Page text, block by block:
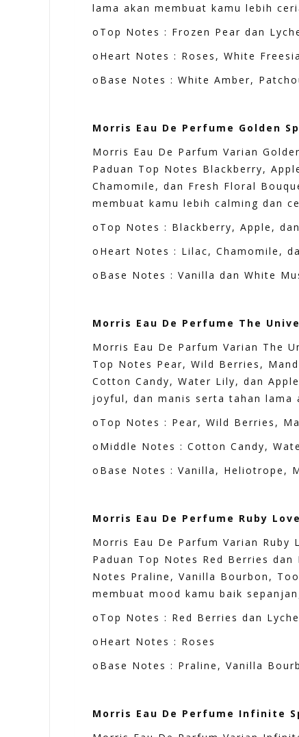
lama akan membuat kamu lebih
oTop Notes : Frozen Pear dan
oHeart Notes : Roses, White
oBase Notes : White Amber,
Morris Eau De Perfume Golden
Morris Eau De Parfum Varian
Paduan Top Notes Blackberry,
Chamomile, dan Fresh Floral
membuat kamu lebih calming dan
oTop Notes : Blackberry, Apple,
oHeart Notes : Lilac, Chamomile,
oBase Notes : Vanilla dan White
Morris Eau De Perfume The
Morris Eau De Parfum Varian The
Top Notes Pear, Wild Berries,
Cotton Candy, Water Lily, dan
joyful, dan manis serta tahan lama
oTop Notes : Pear, Wild Berries,
oMiddle Notes : Cotton Candy,
oBase Notes : Vanilla, Heliotrope,
Morris Eau De Perfume Ruby
Morris Eau De Parfum Varian
Paduan Top Notes Red Berries
Notes Praline, Vanilla Bourbon,
membuat mood kamu baik
oTop Notes : Red Berries dan
oHeart Notes : Roses
oBase Notes : Praline, Vanilla
Morris Eau De Perfume Infinite